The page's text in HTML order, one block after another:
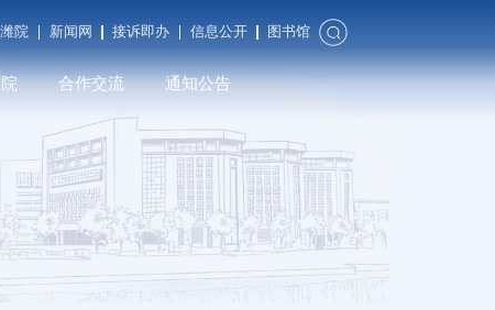
院 新闻网 接诉即办 信息公开 图书馆
合作交流
合作发展
对外交流
潍院校友
通知公告